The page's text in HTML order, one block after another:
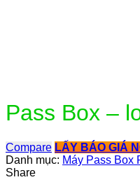
Pass Box –
Compare LẤY BÁO GIÁ
Danh mục: Máy Pass Box
Share